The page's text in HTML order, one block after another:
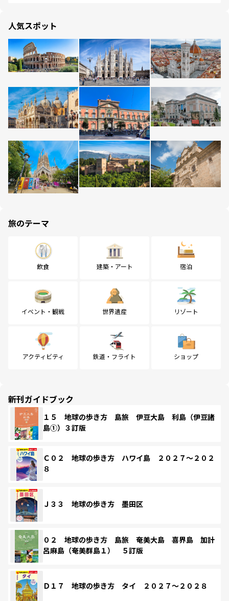
人気スポット
旅のテーマ
飲食 建築・アート 宿泊
イベント・観戦 世界遺産 リゾート
アクティビティ 鉄道・フライト ショップ
新刊ガイドブック
１５ 地球の歩き方 島旅 伊豆大島 利島（伊豆諸
島①）３訂版
Ｃ０２ 地球の歩き方 ハワイ島 ２０２７～２０２
８
Ｊ３３ 地球の歩き方 墨田区
０２ 地球の歩き方 島旅 奄美大島 喜界島 加計
呂麻島（奄美群島１） ５訂版
Ｄ１７ 地球の歩き方 タイ ２０２７～２０２８